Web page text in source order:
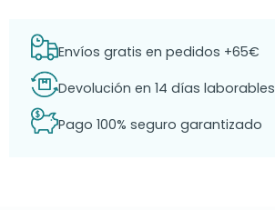
Envíos gratis en pedidos +65€
Devolución en 14 días laborables
Pago 100% seguro garantizado